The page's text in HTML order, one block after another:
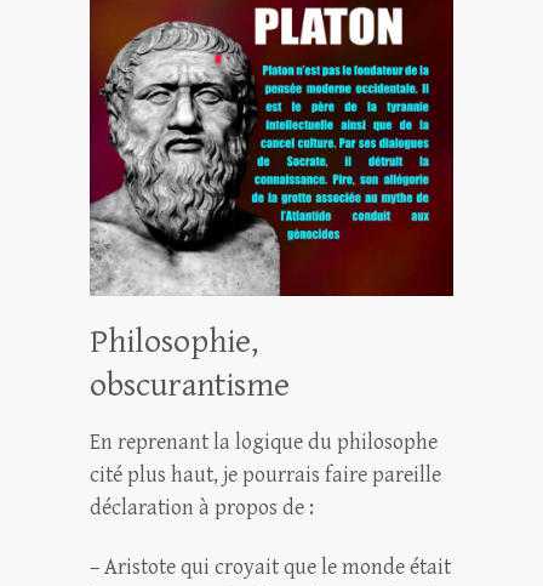
Philosophie,
obscurantisme
En reprenant la logique du philosophe
cité plus haut, je pourrais faire pareille
déclaration à propos de :
– Aristote qui croyait que le monde était